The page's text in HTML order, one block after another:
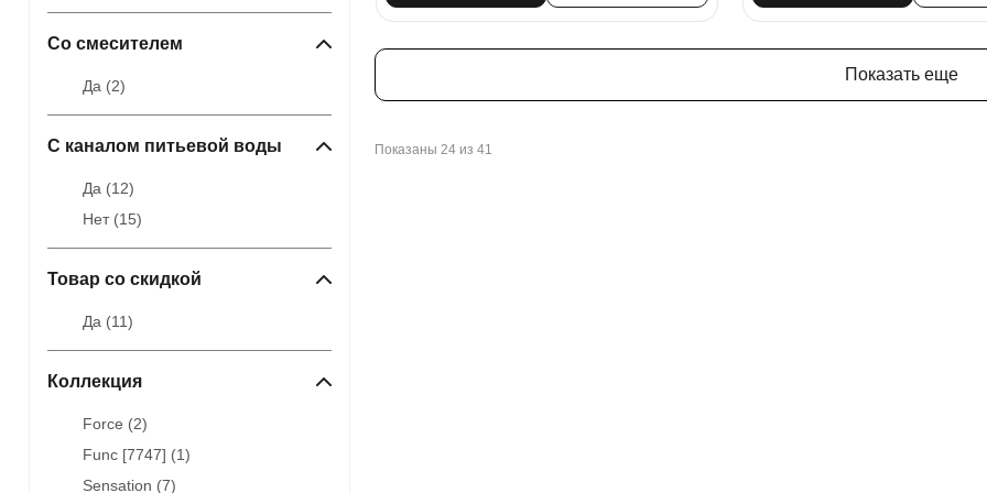
Со смесителем
Да (2)
С каналом питьевой воды
Да (12)
Нет (15)
Товар со скидкой
Да (11)
Коллекция
Force (2)
Func [7747] (1)
Sensation (7)
Показать еще
Показаны 24 из 41